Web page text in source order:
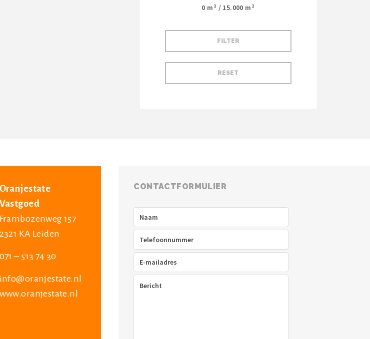
0 m² / 15.000 m²
Oranjestate
Vastgoed
Frambozenweg 157
2321 KA Leiden
071 – 513 74 30
info@oranjestate.nl
www.oranjestate.nl
CONTACTFORMULIER
Telefoon
mailadres(Vereist)